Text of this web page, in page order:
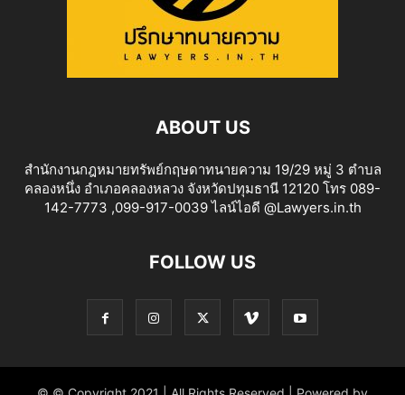
ABOUT US
สำนักงานกฎหมายทรัพย์กฤษดาทนายความ 19/29 หมู่ 3 ตำบล
คลองหนึ่ง อำเภอคลองหลวง จังหวัดปทุมธานี 12120 โทร 089-
142-7773 ,099-917-0039 ไลน์ไอดี @Lawyers.in.th
FOLLOW US